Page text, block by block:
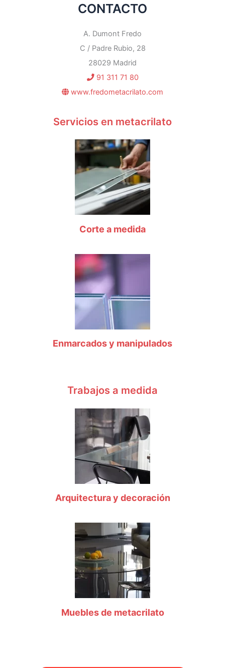
CONTACTO
A. Dumont Fredo
C / Padre Rubio, 28
28029 Madrid
91 311 71 80
www.fredometacrilato.com
Servicios en metacrilato
Corte a medida
Enmarcados y manipulados
Trabajos a medida
Arquitectura y decoración
Muebles de metacrilato